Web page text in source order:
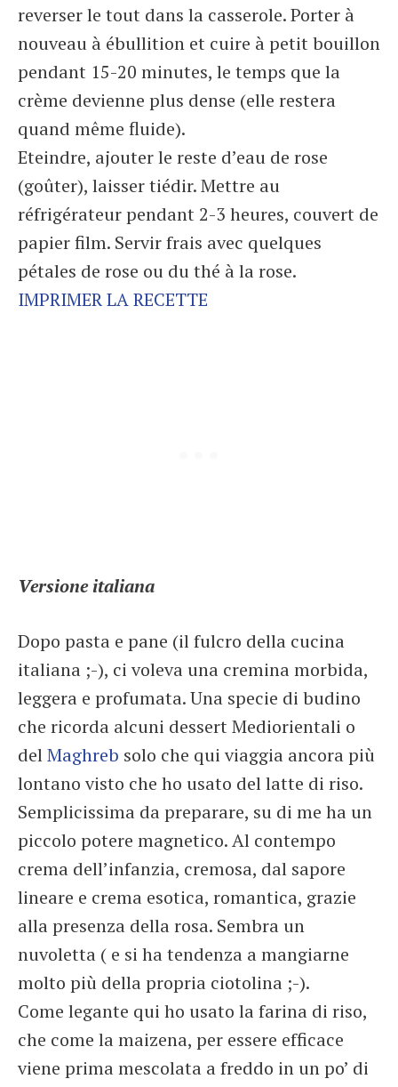
reverser le tout dans la casserole. Porter à
nouveau à ébullition et cuire à petit bouillon
pendant 15-20 minutes, le temps que la
crème devienne plus dense (elle restera
quand même fluide).
Eteindre, ajouter le reste d’eau de rose
(goûter), laisser tiédir. Mettre au
réfrigérateur pendant 2-3 heures, couvert de
papier film. Servir frais avec quelques
pétales de rose ou du thé à la rose.
IMPRIMER LA RECETTE
Versione italiana
Dopo pasta e pane (il fulcro della cucina
italiana ;-), ci voleva una cremina morbida,
leggera e profumata. Una specie di budino
che ricorda alcuni dessert Mediorientali o
delMaghreb solo che qui viaggia ancora più
lontano visto che ho usato del latte di riso.
Semplicissima da preparare, su di me ha un
piccolo potere magnetico. Al contempo
crema dell’infanzia, cremosa, dal sapore
lineare e crema esotica, romantica, grazie
alla presenza della rosa. Sembra un
nuvoletta ( e si ha tendenza a mangiarne
molto più della propria ciotolina ;-).
Come legante qui ho usato la farina di riso,
che come la maizena, per essere efficace
viene prima mescolata a freddo in un po’ di